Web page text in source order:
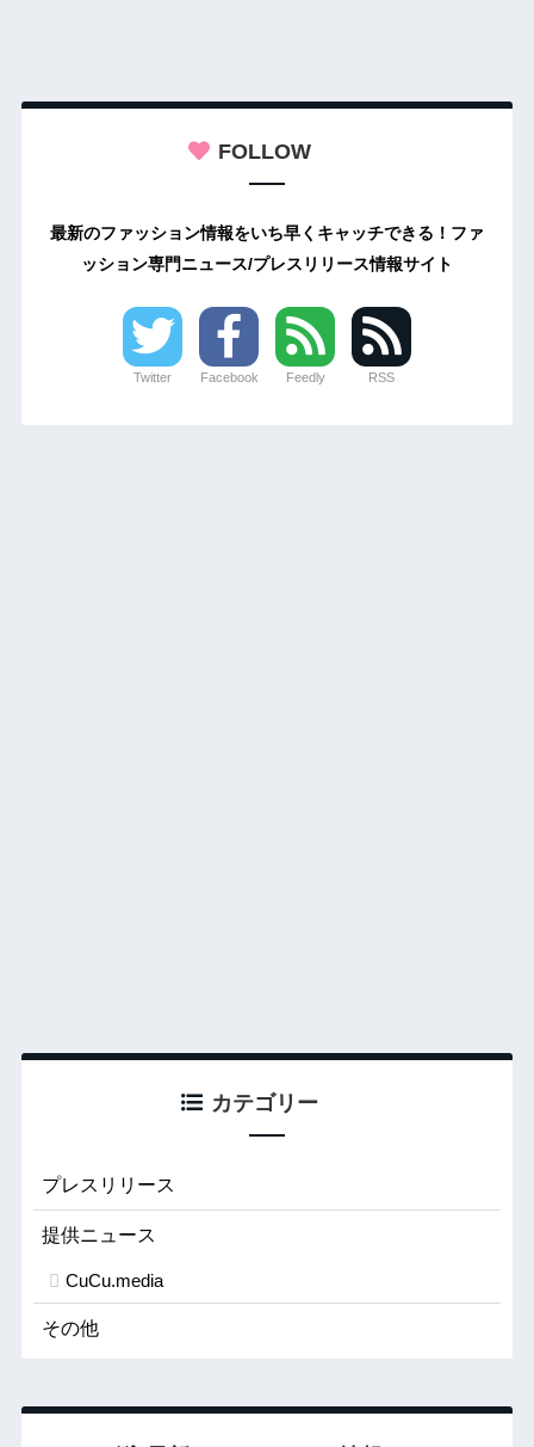
FOLLOW
最新のファッション情報をいち早くキャッチできる！ファ
ッション専門ニュース/プレスリリース情報サイト
Twitter Facebook Feedly RSS
カテゴリー
プレスリリース
提供ニュース
CuCu.media
その他